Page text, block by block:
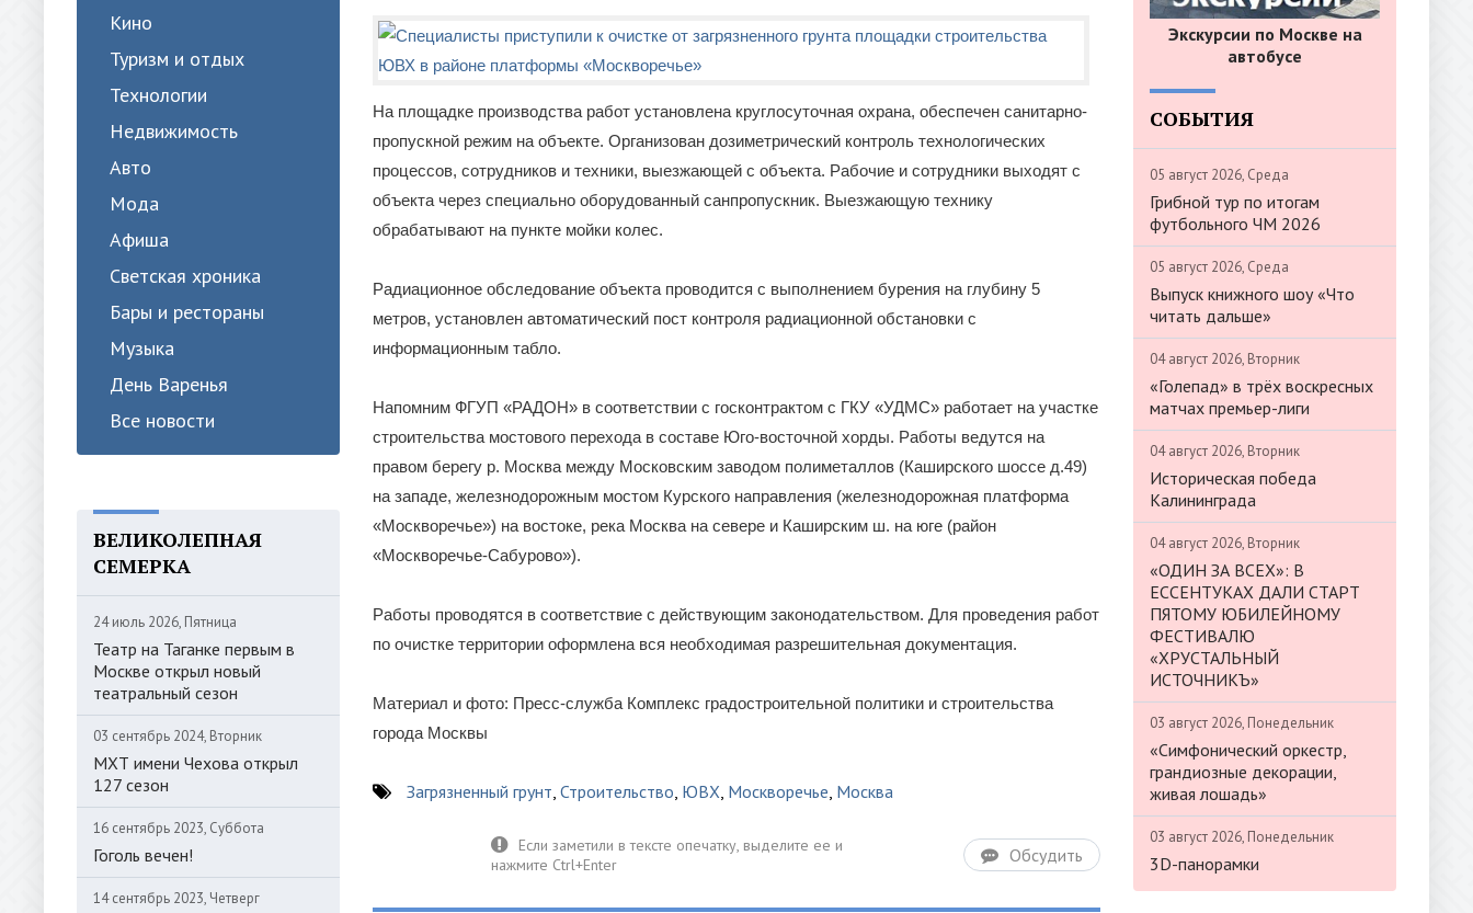
Кино
Туризм и отдых
Технологии
Недвижимость
Авто
Мода
Афиша
Светская хроника
Бары и рестораны
Музыка
День Варенья
Все новости
ВЕЛИКОЛЕПНАЯ
СЕМЕРКА
24 июль 2026, Пятница
Театр на Таганке первым в
Москве открыл новый
театральный сезон
03 сентябрь 2024, Вторник
МХТ имени Чехова открыл
127 сезон
16 сентябрь 2023, Суббота
Гоголь вечен!
14 сентябрь 2023, Четверг
На площадке производства работ установлена круглосуточная охрана, обеспечен санитарно-
пропускной режим на объекте. Организован дозиметрический контроль технологических
процессов, сотрудников и техники, выезжающей с объекта. Рабочие и сотрудники выходят с
объекта через специально оборудованный санпропускник. Выезжающую технику
обрабатывают на пункте мойки колес.
Радиационное обследование объекта проводится с выполнением бурения на глубину 5
метров, установлен автоматический пост контроля радиационной обстановки с
информационным табло.
Напомним ФГУП «РАДОН» в соответствии с госконтрактом с ГКУ «УДМС» работает на участке
строительства мостового перехода в составе Юго-восточной хорды. Работы ведутся на
правом берегу р. Москва между Московским заводом полиметаллов (Каширского шоссе д.49)
на западе, железнодорожным мостом Курского направления (железнодорожная платформа
«Москворечье») на востоке, река Москва на севере и Каширским ш. на юге (район
«Москворечье-Сабурово»).
Работы проводятся в соответствие с действующим законодательством. Для проведения работ
по очистке территории оформлена вся необходимая разрешительная документация.
Материал и фото: Пресс-служба Комплекс градостроительной политики и строительства
города Москвы
Загрязненный грунт, Строительство, ЮВХ, Москворечье, Москва
Обсудить
Экскурсии по Москве на
автобусе
СОБЫТИЯ
05 август 2026, Среда
Грибной тур по итогам
футбольного ЧМ 2026
05 август 2026, Среда
Выпуск книжного шоу «Что
читать дальше»
04 август 2026, Вторник
«Голепад» в трёх воскресных
матчах премьер-лиги
04 август 2026, Вторник
Историческая победа
Калининграда
04 август 2026, Вторник
«ОДИН ЗА ВСЕХ»: В
ЕССЕНТУКАХ ДАЛИ СТАРТ
ПЯТОМУ ЮБИЛЕЙНОМУ
ФЕСТИВАЛЮ
«ХРУСТАЛЬНЫЙ
ИСТОЧНИКЪ»
03 август 2026, Понедельник
«Симфонический оркестр,
грандиозные декорации,
живая лошадь»
03 август 2026, Понедельник
3D-панорамки